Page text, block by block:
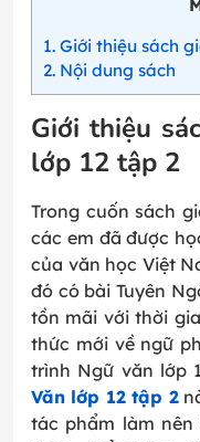
1 Giới thiệu sách
2 Nội dung sách
Giới thiệu
lớp 12 tập 2
Trong cuốn sách
các em đã được
của văn học Việt
đó có bài Tuyên
tồn mãi với thời
thức mới về ngữ
trình Ngữ văn lớp
Văn lớp 12 tập 2
tác phẩm làm